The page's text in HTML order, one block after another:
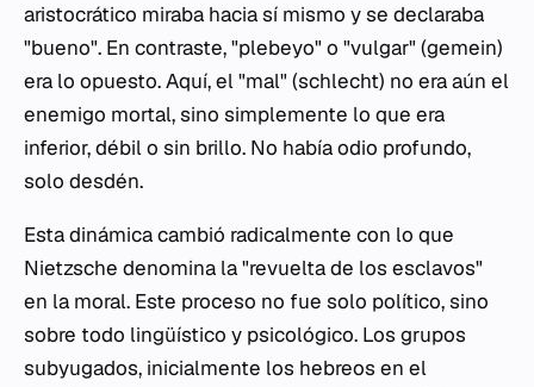
aristocrático miraba hacia sí mismo y se declaraba
"bueno". En contraste, "plebeyo" o "vulgar" (gemein)
era lo opuesto. Aquí, el "mal" (schlecht) no era aún el
enemigo mortal, sino simplemente lo que era
inferior, débil o sin brillo. No había odio profundo,
solo desdén.
Esta dinámica cambió radicalmente con lo que
Nietzsche denomina la "revuelta de los esclavos"
en la moral. Este proceso no fue solo político, sino
sobre todo lingüístico y psicológico. Los grupos
subyugados, inicialmente los hebreos en el